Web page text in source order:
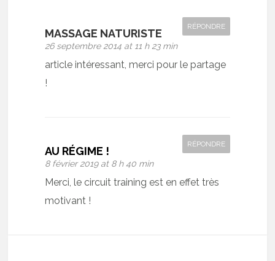
MASSAGE NATURISTE
26 septembre 2014 at 11 h 23 min
RÉPONDRE
article intéressant, merci pour le partage
!
AU RÉGIME !
8 février 2019 at 8 h 40 min
RÉPONDRE
Merci, le circuit training est en effet très
motivant !